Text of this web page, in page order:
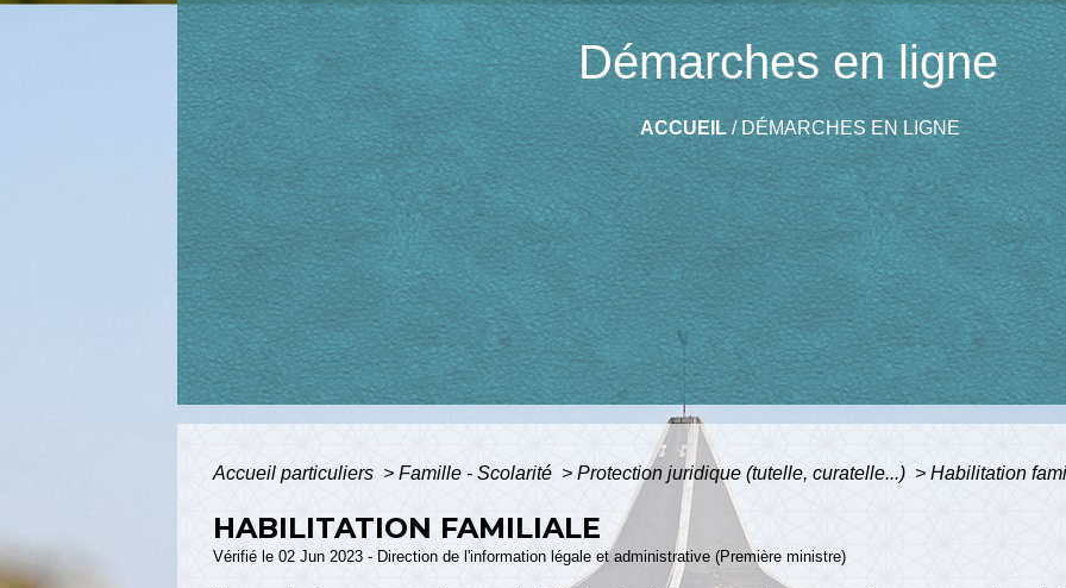
Démarches en ligne
ACCUEIL/DÉMARCHES EN LIGNE
Accueil particuliers > Famille - Scolarité > Protection juridique (tutelle, curatelle...) > Habilitation
HABILITATION FAMILIALE
Vérifié le 02 Jun 2023 - Direction de l'information légale et administrative (Première ministre)